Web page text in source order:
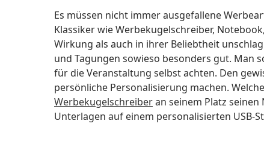
Es müssen nicht immer ausgefallene
Klassiker wie Werbekugelschreiber,
Wirkung als auch in ihrer Beliebtheit
und Tagungen sowieso besonders gut. Man
für die Veranstaltung selbst achten. Den
persönliche Personalisierung machen.
Werbekugelschreiberan seinem Platz
Unterlagen auf einem personalisierten USB-